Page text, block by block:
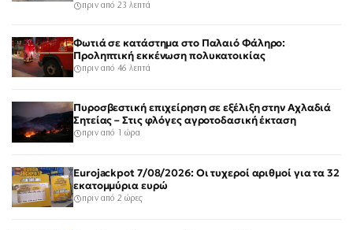
πριν από 23 λεπτά
Φωτιά σε κατάστημα στο Παλαιό Φάληρο:
Προληπτική εκκένωση πολυκατοικίας
πριν από 46 λεπτά
Πυροσβεστική επιχείρηση σε εξέλιξη στην Αχλαδιά
Σητείας – Στις φλόγες αγροτοδασική έκταση
πριν από 1 ώρα
Eurojackpot 7/08/2026: Οι τυχεροί αριθμοί για τα 32
εκατομμύρια ευρώ
πριν από 2 ώρες